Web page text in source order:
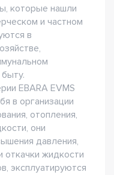
которые нашли
и частном
в
EBARA EVMS
в организации
отопления,
они
давления,
откачки жидкости
эксплуатируются